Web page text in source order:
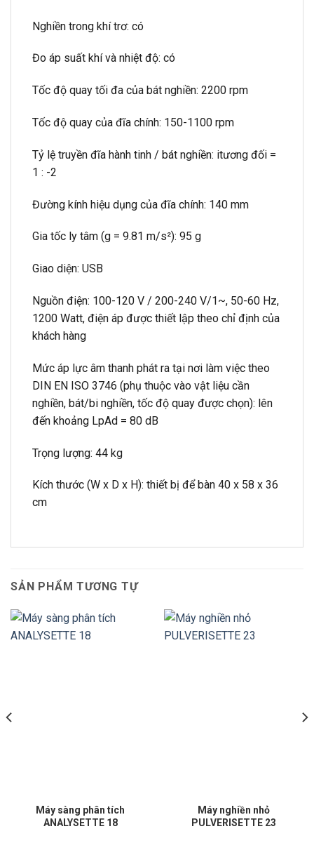
Nghiền trong khí trơ: có
Đo áp suất khí và nhiệt độ: có
Tốc độ quay tối đa của bát nghiền: 2200 rpm
Tốc độ quay của đĩa chính: 150-1100 rpm
Tỷ lệ truyền đĩa hành tinh / bát nghiền: itương đối =
1 : -2
Đường kính hiệu dụng của đĩa chính: 140 mm
Gia tốc ly tâm (g = 9.81 m/s²): 95 g
Giao diện: USB
Nguồn điện: 100-120 V / 200-240 V/1~, 50-60 Hz,
1200 Watt, điện áp được thiết lập theo chỉ định của
khách hàng
Mức áp lực âm thanh phát ra tại nơi làm việc theo
DIN EN ISO 3746 (phụ thuộc vào vật liệu cần
nghiền, bát/bi nghiền, tốc độ quay được chọn): lên
đến khoảng LpAd = 80 dB
Trọng lượng: 44 kg
Kích thước (W x D x H): thiết bị để bàn 40 x 58 x 36
cm
SẢN PHẨM TƯƠNG TỰ
Máy sàng phân tích
ANALYSETTE 18
Máy nghiền nhỏ
PULVERISETTE 23